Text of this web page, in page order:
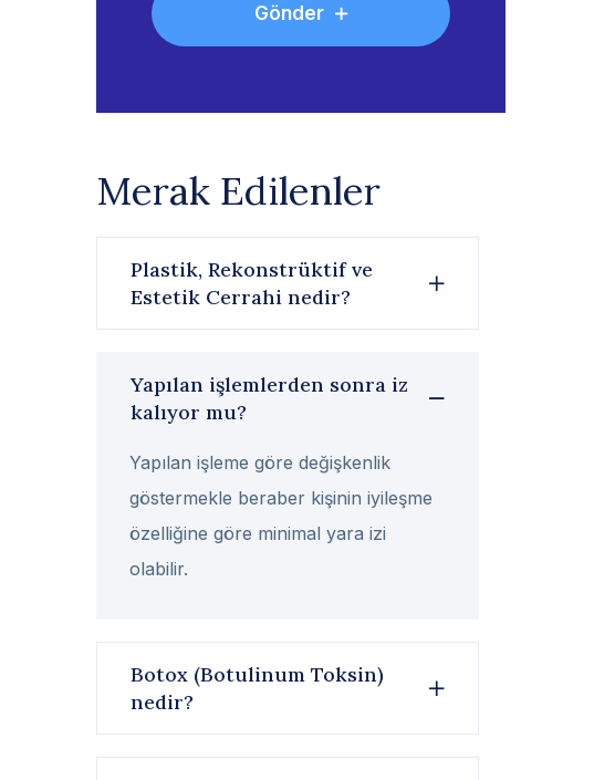
Gönder
Merak Edilenler
Plastik, Rekonstrüktif ve
Estetik Cerrahi nedir?
Yapılan işlemlerden sonra iz
kalıyor mu?
Yapılan işleme göre değişkenlik
göstermekle beraber kişinin iyileşme
özelliğine göre minimal yara izi
olabilir.
Botox (Botulinum Toksin)
nedir?